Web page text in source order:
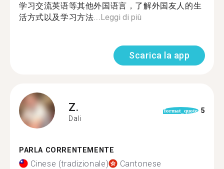
学习交流英语等其他外国语言，了解外国友人的生
活方式以及学习方法...Leggi di più
Scarica la app
Z.
Dali
format_quote 5
PARLA CORRENTEMENTE
Cinese (tradizionale) Cantonese